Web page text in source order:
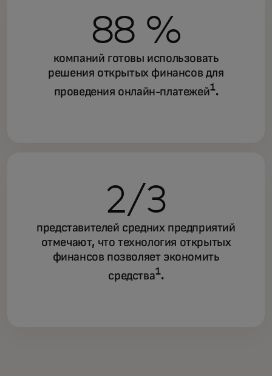
88 %
компаний готовы использовать
решения открытых финансов для
проведения онлайн-платежей1.
2/3
представителей средних предприятий
отмечают, что технология открытых
финансов позволяет экономить
средства1.